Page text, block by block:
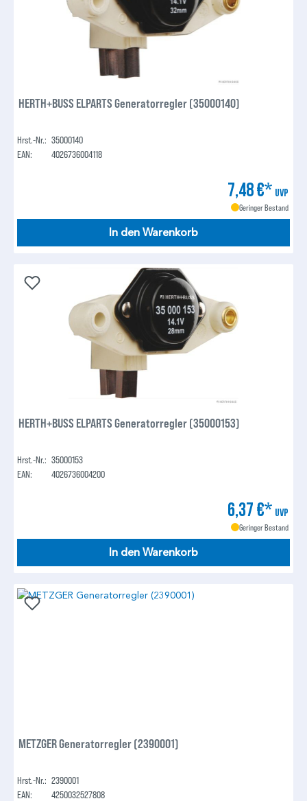
HERTH+BUSS ELPARTS Generatorregler (35000140)
Hrst.-Nr.: 35000140
EAN:
4026736004118
7,48 €* UVP
Geringer Bestand
In den Warenkorb
HERTH+BUSS ELPARTS Generatorregler (35000153)
Hrst.-Nr.: 35000153
EAN:
4026736004200
6,37 €* UVP
Geringer Bestand
In den Warenkorb
METZGER Generatorregler (2390001)
Hrst.-Nr.: 2390001
EAN:
4250032527808